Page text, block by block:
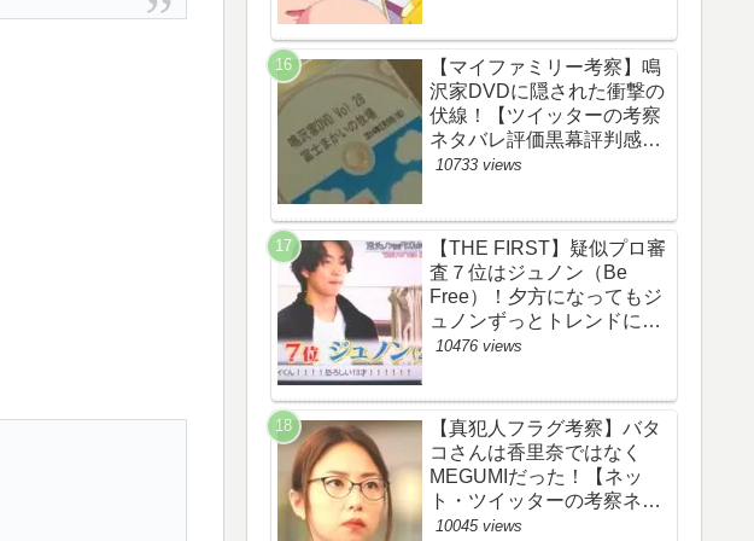
【マイファミリー考察】鳴
沢家DVDに隠された衝撃の
伏線！【ツイッターの考察
ネタバレ評価黒幕評判感想
批判原作犯人キャスト脚本
10733 views
【THE FIRST】疑似プロ審
査７位はジュノン（Be
Free）！夕方になってもジ
ュノンずっとトレンドにい
るww【ザファースト・ネッ
BE:FIRST・ビーファース
ト】
10476 views
【真犯人フラグ考察】バタ
コさんは香里奈ではなく
MEGUMIだった！【ネッ
ト・ツイッターの考察ネタ
バレ感想評価評判あらすじ
10045 views